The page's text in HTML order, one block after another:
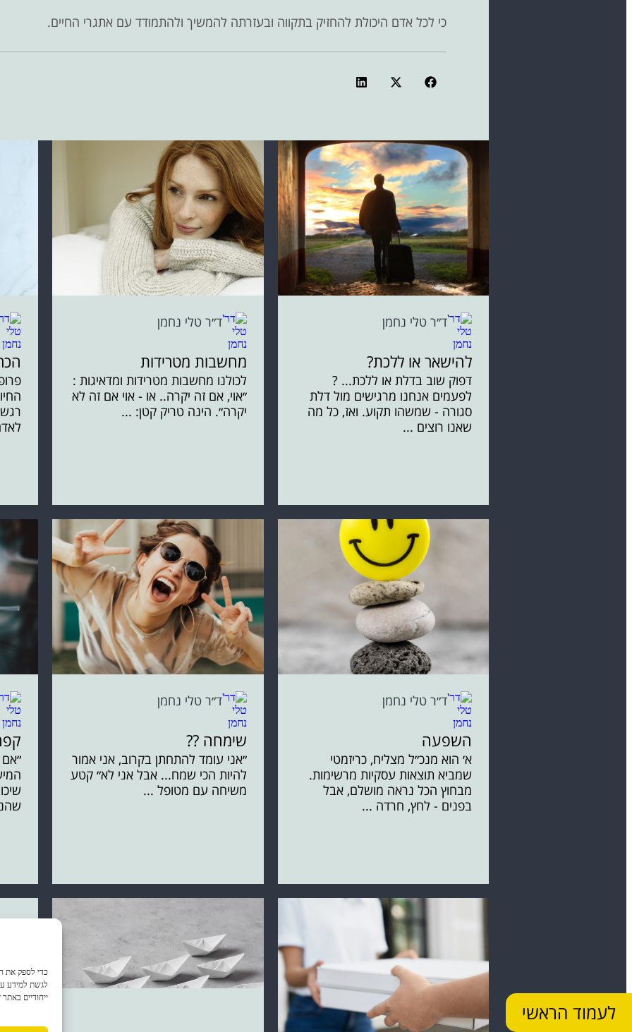
לגשת למידע
ייחודיים
כי לכל אדם היכולת להחזיק בתקווה ובעזרתה להמשיך ולהתמודד עם אתגרי החיים.
ד״ר טלי נחמן
להישאר או ללכת?
דפוק שוב בדלת או ללכת... ?
לפעמים אנחנו מרגישים מול דלת
סגורה - שמשהו תקוע. ואז, כל מה
שאנו רוצים ...
ד״ר טלי נחמן
מחשבות מטרידות
לכולנו מחשבות מטרידות ומדאיגות :
״אוי, אם זה יקרה.. או - אוי אם זה לא
יקרה״. הינה טריק קטן: ...
ד״ר טלי נחמן
השפעה
א׳ הוא מנכ״ל מצליח, כריזמטי
שמביא תוצאות עסקיות מרשימות.
מבחוץ הכל נראה מושלם, אבל
בפנים - לחץ, חרדה ...
ד״ר טלי נחמן
שימחה ??
״אני עומד להתחתן בקרוב, אני אמור
להיות הכי שמח... אבל אני לא״ קטע
משיחה עם מטופל ...
לעמוד הראשי